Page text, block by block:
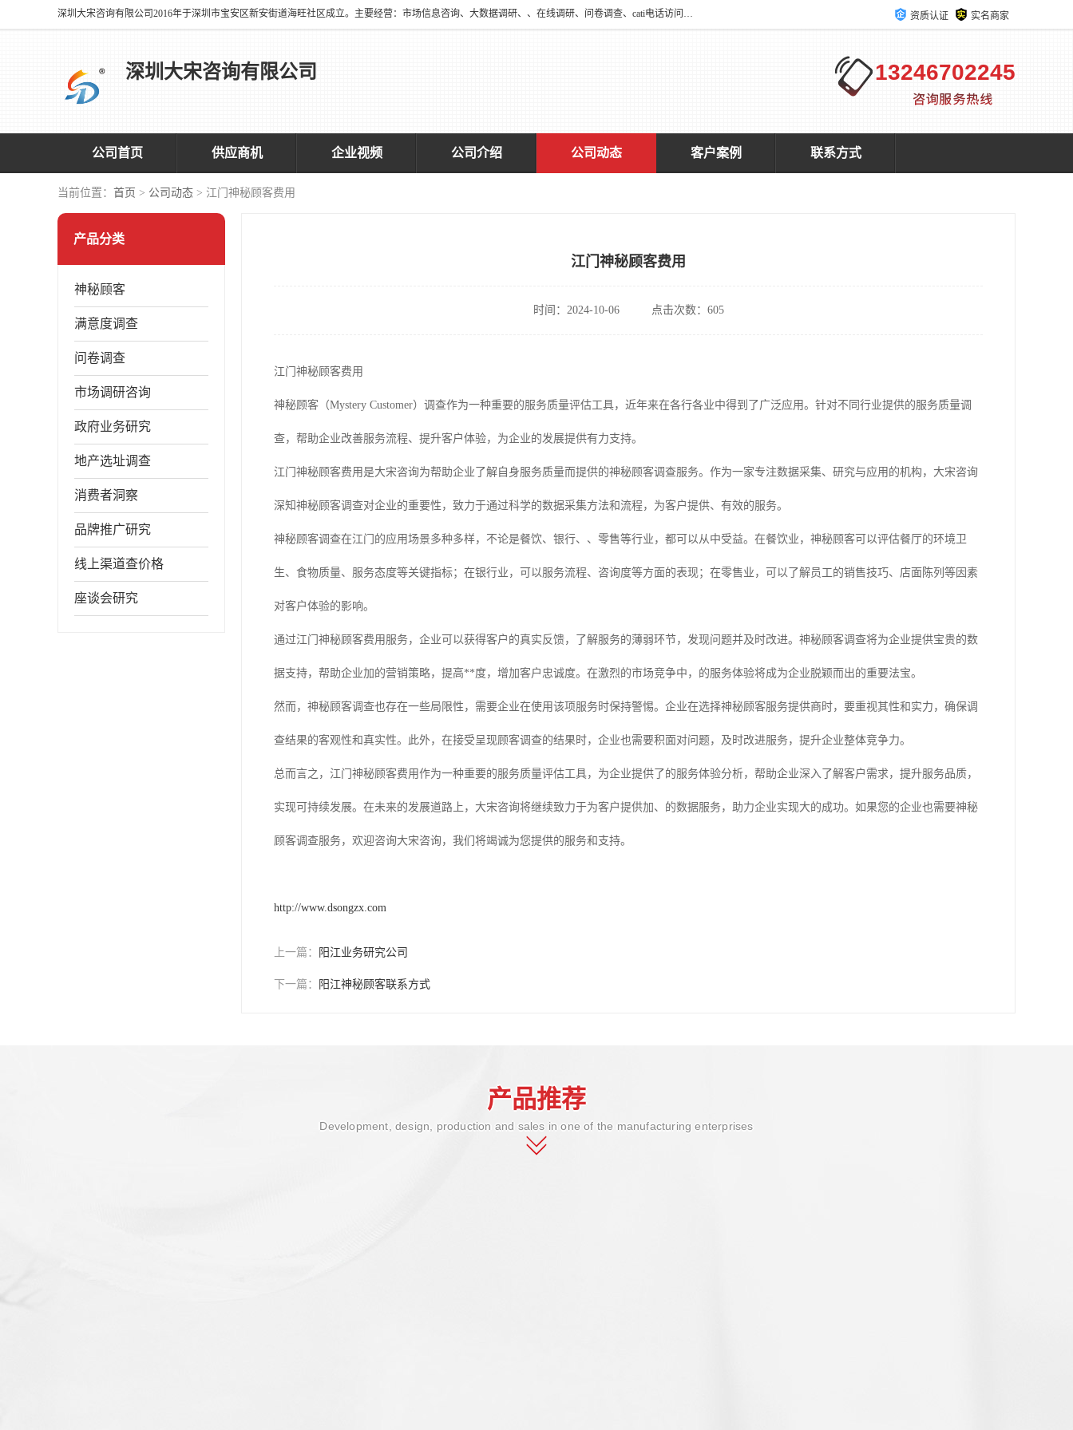
深圳大宋咨询有限公司2016年于深圳市宝安区新安街道海旺社区成立。主要经营：市场信息咨询、大数据调研、、在线调研、问卷调查、cati电话访问、神秘顾客调查、广告效果评估、消费者调查、大数据采集分析等，从事广告业务、国内贸易、数据采集、数据处理；公共文明测评。 资质认证 实名商家
深圳大宋咨询有限公司 13246702245
公司首页 供应商机 企业视频 公司介绍 公司动态 客户案例 联系方式
当前位置： 首页 > 公司动态 > 江门神秘顾客费用
产品分类
神秘顾客
满意度调查
问卷调查
市场调研咨询
政府业务研究
地产选址调查
消费者洞察
品牌推广研究
线上渠道查价格
座谈会研究
江门神秘顾客费用
时间：2024-10-06 点击次数：605
江门神秘顾客费用
神秘顾客（Mystery Customer）调查作为一种重要的服务质量评估工具，近年来在各行各业中得到了广泛应用。针对不同行业提供的服务质量调
查，帮助企业改善服务流程、提升客户体验，为企业的发展提供有力支持。
江门神秘顾客费用是大宋咨询为帮助企业了解自身服务质量而提供的神秘顾客调查服务。作为一家专注数据采集、研究与应用的机构，大宋咨询
深知神秘顾客调查对企业的重要性，致力于通过科学的数据采集方法和流程，为客户提供、有效的服务。
神秘顾客调查在江门的应用场景多种多样，不论是餐饮、银行、、零售等行业，都可以从中受益。在餐饮业，神秘顾客可以评估餐厅的环境卫
生、食物质量、服务态度等关键指标；在银行业，可以服务流程、咨询度等方面的表现；在零售业，可以了解员工的销售技巧、店面陈列等因素
对客户体验的影响。
通过江门神秘顾客费用服务，企业可以获得客户的真实反馈，了解服务的薄弱环节，发现问题并及时改进。神秘顾客调查将为企业提供宝贵的数
据支持，帮助企业加的营销策略，提高**度，增加客户忠诚度。在激烈的市场竞争中，的服务体验将成为企业脱颖而出的重要法宝。
然而，神秘顾客调查也存在一些局限性，需要企业在使用该项服务时保持警惕。企业在选择神秘顾客服务提供商时，要重视其性和实力，确保调
查结果的客观性和真实性。此外，在接受呈现顾客调查的结果时，企业也需要积面对问题，及时改进服务，提升企业整体竞争力。
总而言之，江门神秘顾客费用作为一种重要的服务质量评估工具，为企业提供了的服务体验分析，帮助企业深入了解客户需求，提升服务品质，
实现可持续发展。在未来的发展道路上，大宋咨询将继续致力于为客户提供加、的数据服务，助力企业实现大的成功。如果您的企业也需要神秘
顾客调查服务，欢迎咨询大宋咨询，我们将竭诚为您提供的服务和支持。
http://www.dsongzx.com
上一篇： 阳江业务研究公司
下一篇： 阳江神秘顾客联系方式
产品推荐
Development, design, production and sales in one of the manufacturing enterprises